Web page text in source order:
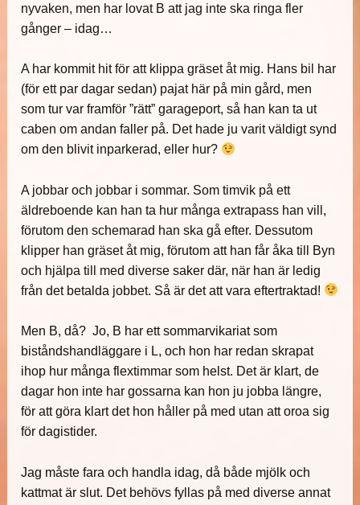
nyvaken, men har lovat B att jag inte ska ringa fler
gånger – idag…
A har kommit hit för att klippa gräset åt mig. Hans bil har
(för ett par dagar sedan) pajat här på min gård, men
som tur var framför ”rätt” garageport, så han kan ta ut
caben om andan faller på. Det hade ju varit väldigt synd
om den blivit inparkerad, eller hur?
A jobbar och jobbar i sommar. Som timvik på ett
äldreboende kan han ta hur många extrapass han vill,
förutom den schemarad han ska gå efter. Dessutom
klipper han gräset åt mig, förutom att han får åka till Byn
och hjälpa till med diverse saker där, när han är ledig
från det betalda jobbet. Så är det att vara eftertraktad!
Men B, då? Jo, B har ett sommarvikariat som
biståndshandläggare i L, och hon har redan skrapat
ihop hur många flextimmar som helst. Det är klart, de
dagar hon inte har gossarna kan hon ju jobba längre,
för att göra klart det hon håller på med utan att oroa sig
för dagistider.
Jag måste fara och handla idag, då både mjölk och
kattmat är slut. Det behövs fyllas på med diverse annat